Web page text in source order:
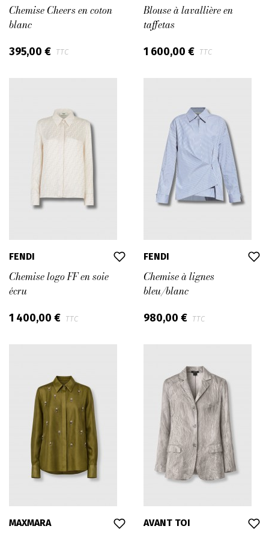
Chemise Cheers en coton
blanc
395,00 € TTC
Blouse à lavallière en
taffetas
1 600,00 € TTC
FENDI
Chemise logo FF en soie
écru
1 400,00 € TTC
FENDI
Chemise à lignes
bleu/blanc
980,00 € TTC
MAXMARA AVANT TOI